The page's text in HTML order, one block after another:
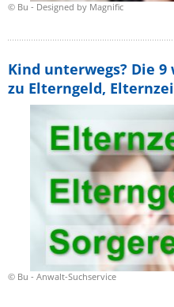
© Bu - Designed by Magnific
© Bu - Anwalt-Suchservice
Kind unterwegs? Die
zu Elterngeld,